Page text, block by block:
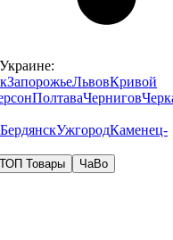
ЗапорожьеЛьвовКривой
ПолтаваЧернигов
БердянскУжгородКаменец-
ТОП Товары
ЧаВо